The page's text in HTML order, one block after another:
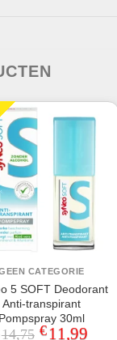
CATEGORIE
5 SOFT Deodorant
Anti-transpirant
Pompspray 30ml
14,75 Oorspronkelijke
€ 11,99